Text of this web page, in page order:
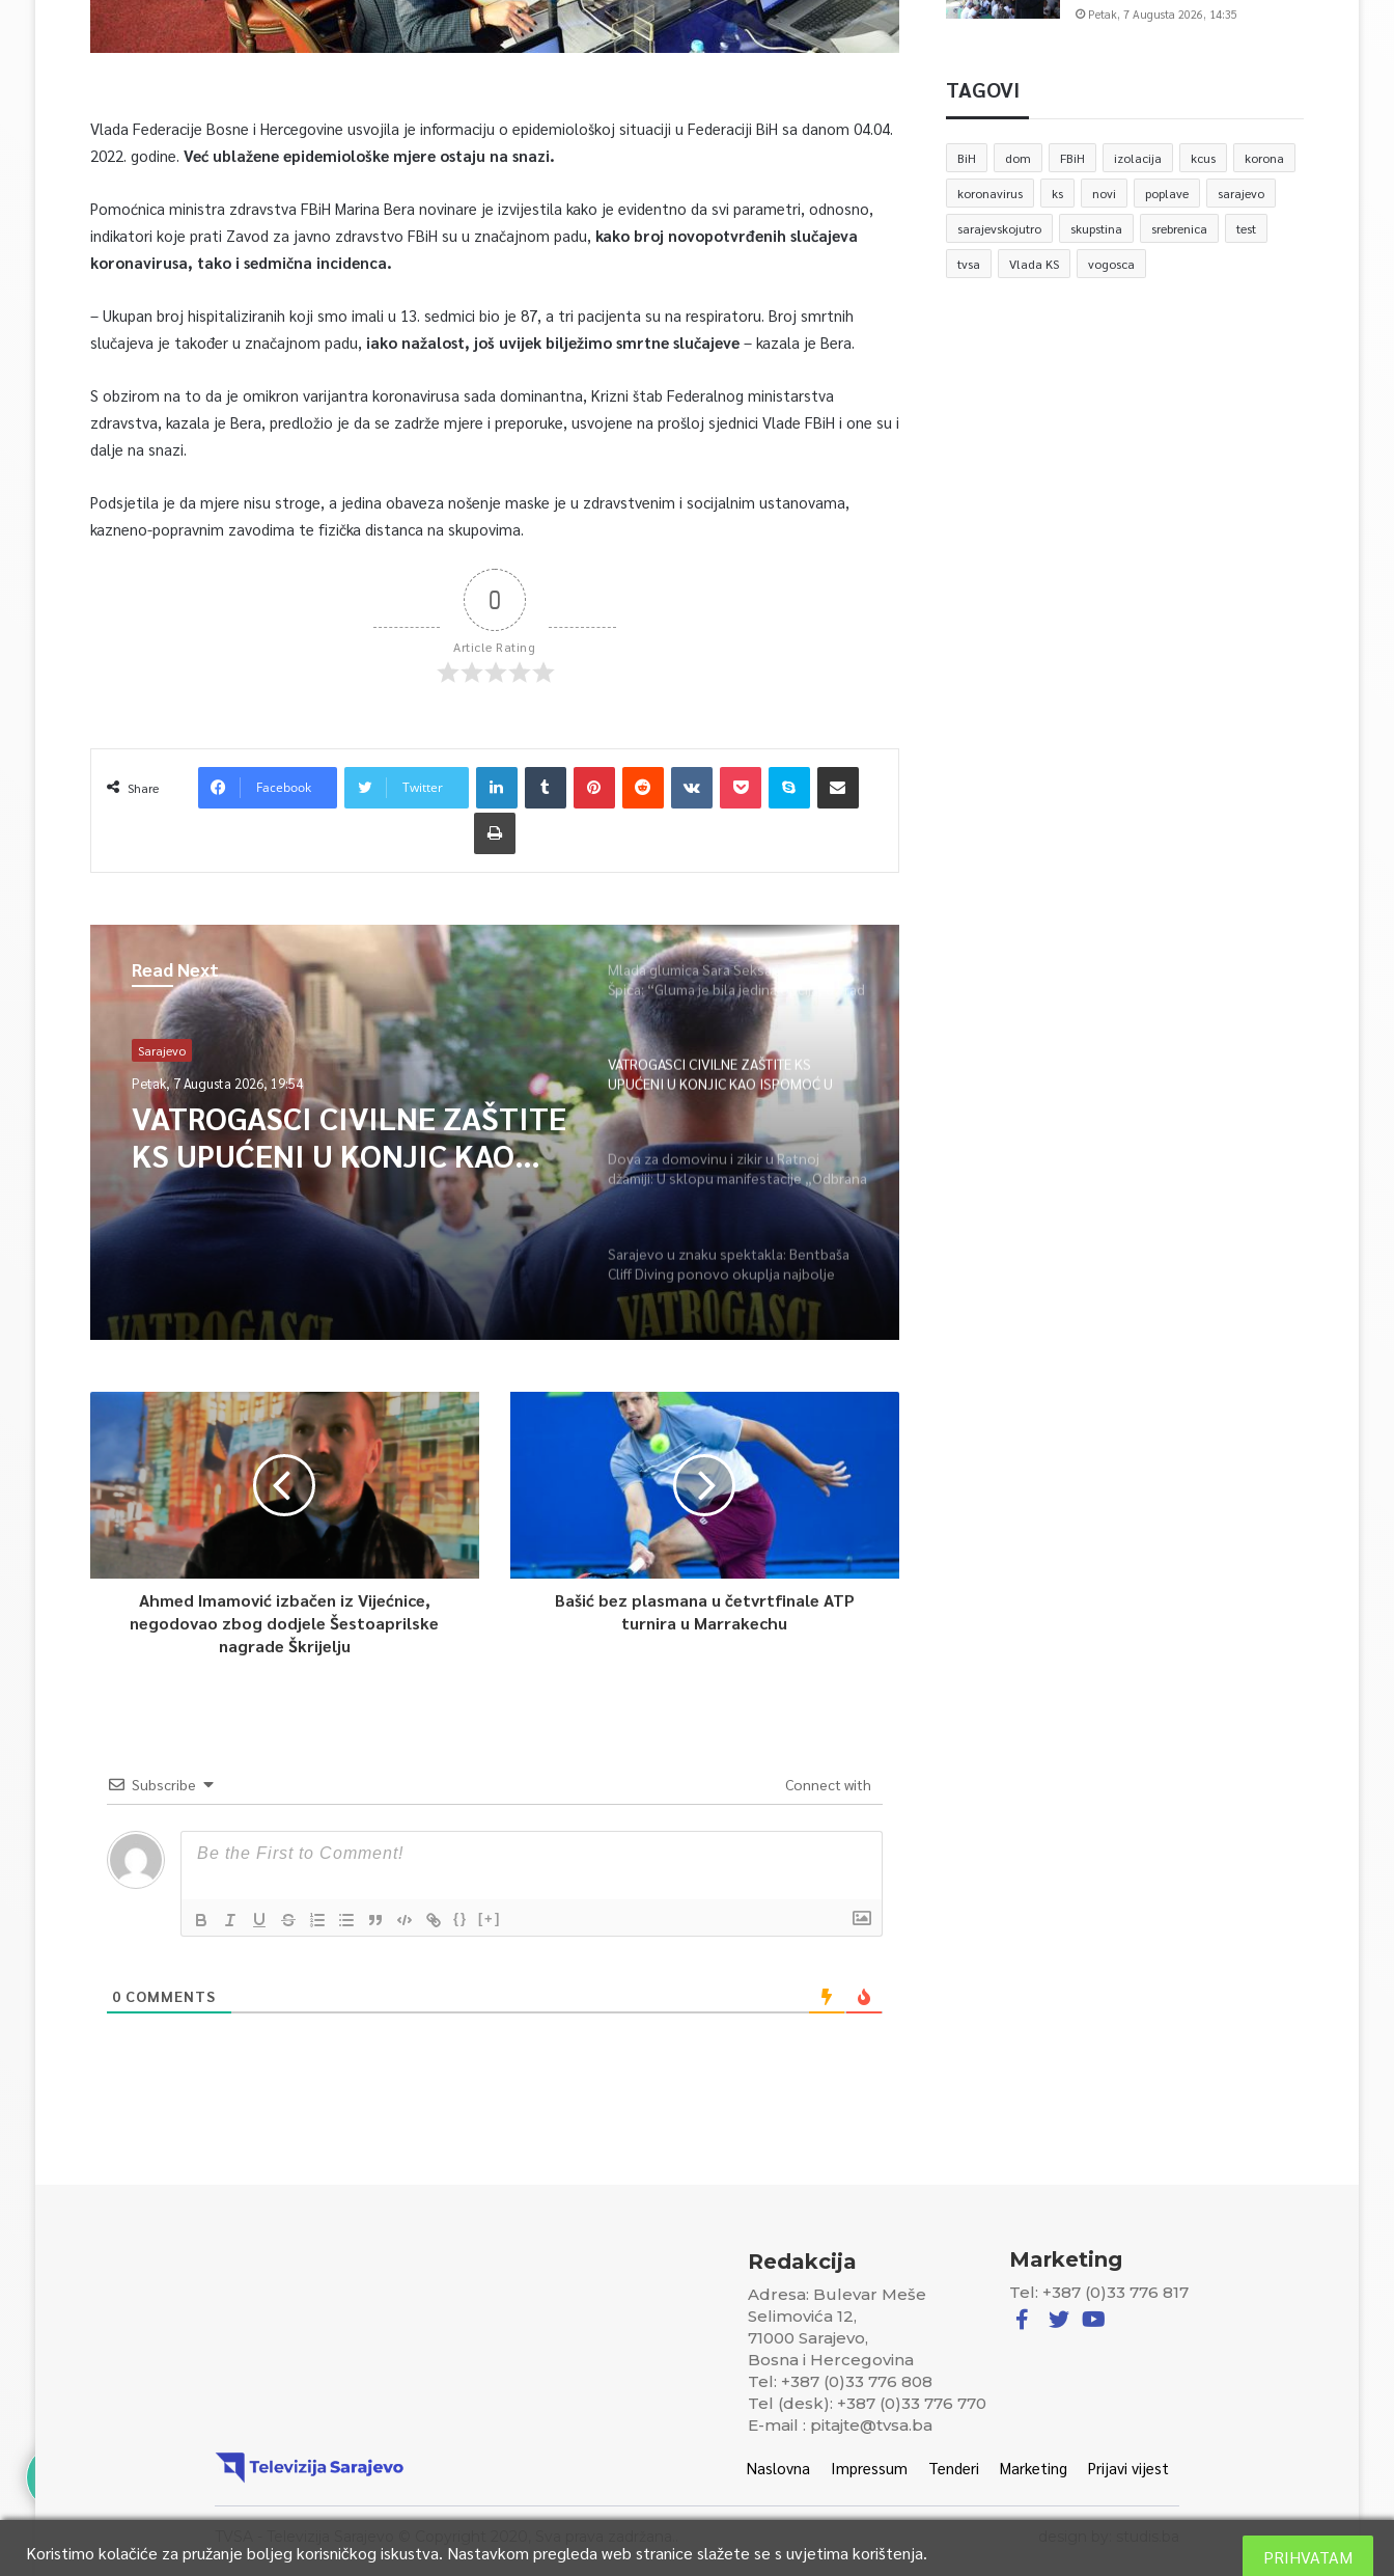
Vlada Federacije Bosne i Hercegovine usvojila je informaciju o epidemiološkoj situaciji u Federaciji BiH sa danom 04.04.
2022. godine. Već ublažene epidemiološke mjere ostaju na snazi.
Pomoćnica ministra zdravstva FBiH Marina Bera novinare je izvijestila kako je evidentno da svi parametri, odnosno,
indikatori koje prati Zavod za javno zdravstvo FBiH su u značajnom padu, kako broj novopotvrđenih slučajeva
koronavirusa, tako i sedmična incidenca.
– Ukupan broj hispitaliziranih koji smo imali u 13. sedmici bio je 87, a tri pacijenta su na respiratoru. Broj smrtnih
slučajeva je također u značajnom padu, iako nažalost, još uvijek bilježimo smrtne slučajeve– kazala je Bera.
S obzirom na to da je omikron varijantra koronavirusa sada dominantna, Krizni štab Federalnog ministarstva
zdravstva, kazala je Bera, predložio je da se zadrže mjere i preporuke, usvojene na prošloj sjednici Vlade FBiH i one su i
dalje na snazi.
Podsjetila je da mjere nisu stroge, a jedina obaveza nošenje maske je u zdravstvenim i socijalnim ustanovama,
kazneno-popravnim zavodima te fizička distanca na skupovima.
0
Article Rating
Share Facebook Twitter
Read Next
Sarajevo
Petak, 7 Augusta 2026, 19:54
VATROGASCI CIVILNE ZAŠTITE
KS UPUĆENI U KONJIC KAO
ISPOMOĆ U GAŠENJU POŽARA
Mlada glumica Sara Seksan u emisiji
Špica: “Gluma je bila jedina opcija, uz rad
i disciplinu sve je moguće”
VATROGASCI CIVILNE ZAŠTITE KS
UPUĆENI U KONJIC KAO ISPOMOĆ U
GAŠENJU POŽARA
Dova za domovinu i zikir u Ratnoj
džamiji: U sklopu manifestacije „Odbrana
BiH – Igman 2026“ odana počast
Sarajevo u znaku spektakla: Bentbaša
Cliff Diving ponovo okuplja najbolje
skakače i vrhunsku zabavu
Ahmed Imamović izbačen iz Vijećnice,
negodovao zbog dodjele Šestoaprilske
nagrade Škrijelju
Bašić bez plasmana u četvrtfinale ATP
turnira u Marrakechu
Subscribe Connect with
{} [+]
0 COMMENTS
Petak, 7 Augusta 2026, 14:35
TAGOVI
BiH dom FBiH izolacija kcus korona
koronavirus ks novi poplave sarajevo
sarajevskojutro skupstina srebrenica test
tvsa Vlada KS vogosca
Redakcija
Adresa: Bulevar Meše
Selimovića 12,
71000 Sarajevo,
Bosna i Hercegovina
Tel: +387 (0)33 776 808
Tel (desk): +387 (0)33 776 770
E-mail : pitajte@tvsa.ba
Marketing
Tel: +387 (0)33 776 817
Naslovna Impressum Tenderi Marketing Prijavi vijest
Koristimo kolačiće za pružanje boljeg korisničkog iskustva. Nastavkom pregleda web stranice slažete se s uvjetima korištenja. PRIHVATAM